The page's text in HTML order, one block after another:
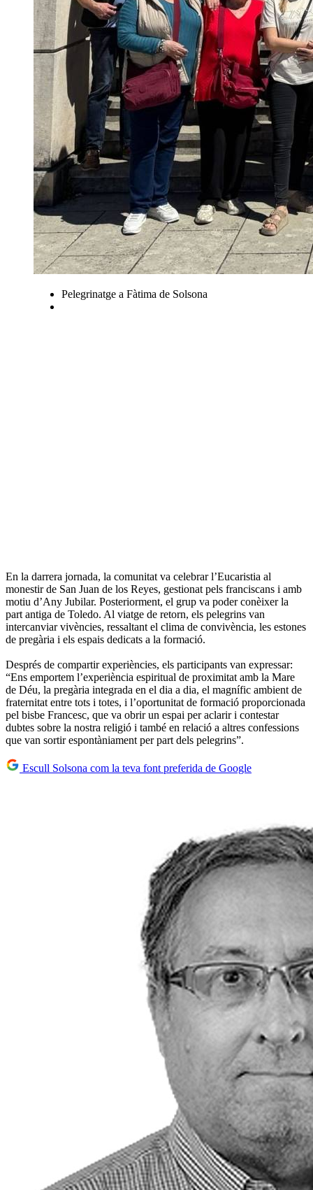
Pelegrinatge a Fàtima de Solsona
En la darrera jornada, la comunitat va celebrar l’Eucaristia al
monestir de San Juan de los Reyes, gestionat pels franciscans i amb
motiu d’Any Jubilar. Posteriorment, el grup va poder conèixer la
part antiga de Toledo. Al viatge de retorn, els pelegrins van
intercanviar vivències, ressaltant el clima de convivència, les estones
de pregària i els espais dedicats a la formació.
Després de compartir experiències, els participants van expressar:
“Ens emportem l’experiència espiritual de proximitat amb la Mare
de Déu, la pregària integrada en el dia a dia, el magnífic ambient de
fraternitat entre tots i totes, i l’oportunitat de formació proporcionada
pel bisbe Francesc, que va obrir un espai per aclarir i contestar
dubtes sobre la nostra religió i també en relació a altres confessions
que van sortir espontàniament per part dels pelegrins”.
Escull Solsona com la teva font preferida de Google